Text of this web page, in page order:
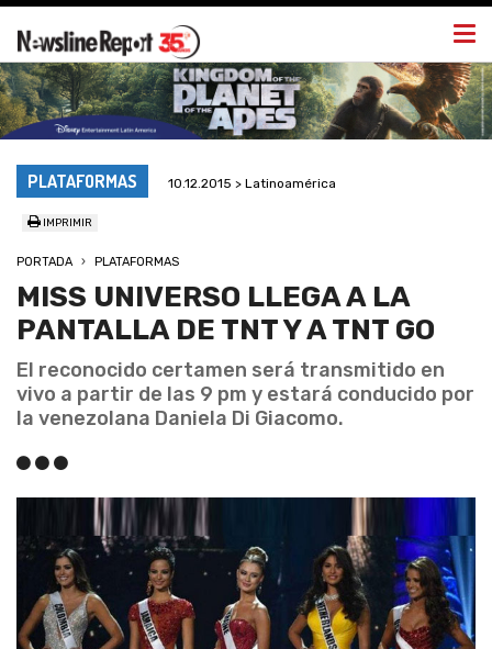
PLATAFORMAS 10.12.2015 > Latinoamérica
IMPRIMIR
PORTADA PLATAFORMAS
MISS UNIVERSO LLEGA A LA
PANTALLA DE TNT Y A TNT GO
El reconocido certamen será transmitido en
vivo a partir de las 9 pm y estará conducido por
la venezolana Daniela Di Giacomo.